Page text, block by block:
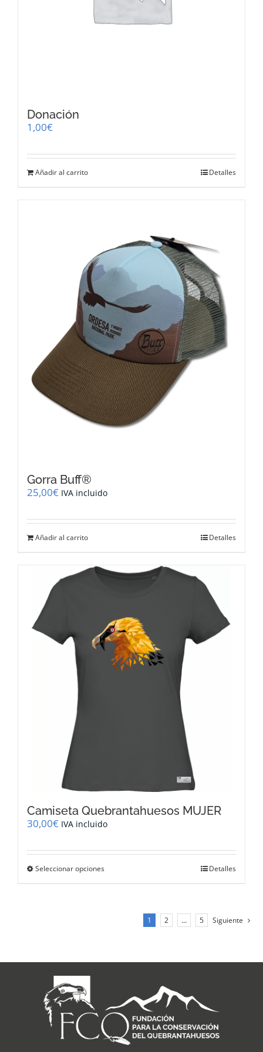
Donación
1,00€
Añadir al carrito Detalles
Gorra Buff®
25,00€ IVA incluido
Añadir al carrito Detalles
Camiseta Quebrantahuesos MUJER
30,00€ IVA incluido
Seleccionar opciones
variantes.
pueden
página
de
producto
Detalles
1 2 … 5 Siguiente